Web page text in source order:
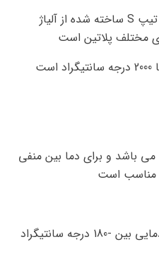
این ترموکوپل همانند ترموکوپل تیپ S ساخته شده از آلیاژ
مختلف پلاتین است
می باشد و برای دما بین منفی
از آلیاژ آهن و مس است و باز دمایی بین -180 درجه سانتیگراد